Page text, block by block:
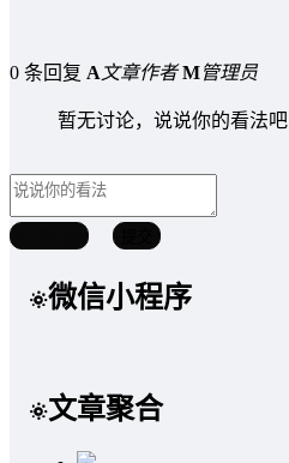
0 条回复 A文章作者 M管理员
暂无讨论，说说你的看法吧
微信小程序
文章聚合